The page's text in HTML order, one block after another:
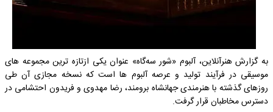
به گزارش هنرآنلاین، آلبوم «شور سه‌گاه» عنوان یکی ازتازه ترین مجموعه های
موسیقی در فرآیند تولید و عرصه آلبوم ها است که نسخه مجازی آن طی
روزهای گذشته با هنرمندی جهانشاه برومند، رضا مهدوی و فریدون احتشامی در
دسترس مخاطبان قرار گرفت.